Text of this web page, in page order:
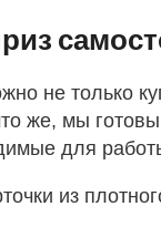
не только
же, мы
для
из